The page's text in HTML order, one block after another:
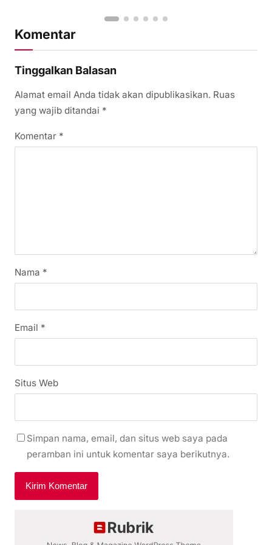
Komentar
Tinggalkan Balasan
Alamat email Anda tidak akan dipublikasikan. Ruas
yang wajib ditandai *
Komentar *
Nama *
Email *
Situs Web
Simpan nama, email, dan situs web saya pada
peramban ini untuk komentar saya berikutnya.